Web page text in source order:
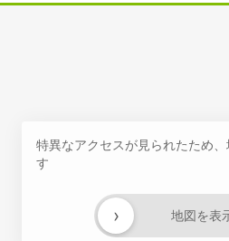
特異なアクセスが見られたため
す
地図を表
›